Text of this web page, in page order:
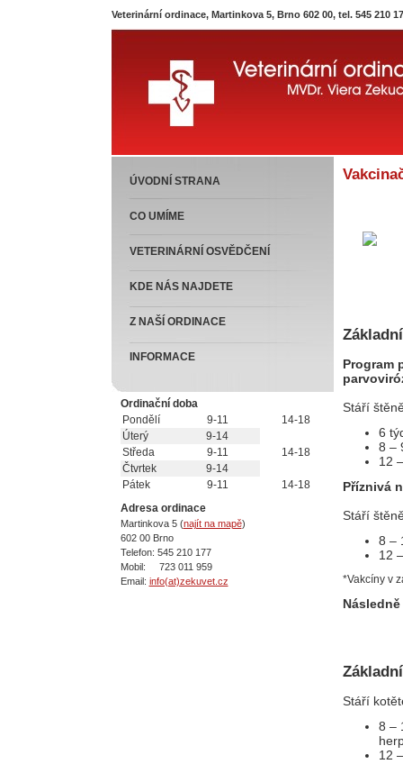
Veterinární ordinace, Martinkova 5, Brno 602 00, tel. 545 210
ÚVODNÍ STRANA
CO UMÍME
VETERINÁRNÍ OSVĚDČENÍ
KDE NÁS NAJDETE
Z NAŠÍ ORDINACE
INFORMACE
Ordinační doba
Pondělí
9-11
14-18
Úterý
9-14
Středa
9-11
14-18
Čtvrtek
9-14
Pátek
9-11
14-18
Adresa ordinace
Martinkova 5 (najít na mapě)
602 00 Brno
Telefon: 545 210 177
Mobil: 723 011 959
Email: info(at)zekuvet.cz
Program
Stáří
6
8 –
12
Příznivá
Stáří
8 –
12
*Vakcíny v
Stáří
8 –
12